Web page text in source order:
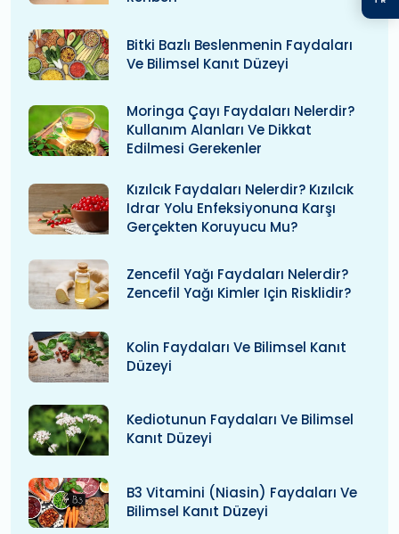
Bitki Bazlı Beslenmenin Faydaları
Ve Bilimsel Kanıt Düzeyi
Moringa Çayı Faydaları Nelerdir?
Kullanım Alanları Ve Dikkat
Edilmesi Gerekenler
Kızılcık Faydaları Nelerdir? Kızılcık
Idrar Yolu Enfeksiyonuna Karşı
Gerçekten Koruyucu Mu?
Zencefil Yağı Faydaları Nelerdir?
Zencefil Yağı Kimler Için Risklidir?
Kolin Faydaları Ve Bilimsel Kanıt
Düzeyi
Kediotunun Faydaları Ve Bilimsel
Kanıt Düzeyi
B3 Vitamini (niasin) Faydaları Ve
Bilimsel Kanıt Düzeyi